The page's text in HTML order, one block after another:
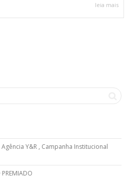
leia mais
Y&R , Campanha Institucional